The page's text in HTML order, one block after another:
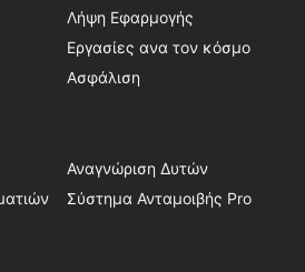
Λήψη Εφαρμογής
Εργασίες ανα τον κόσμο
Ασφάλιση
Αναγνώριση Δυτών
Σύστημα Ανταμοιβής Pro